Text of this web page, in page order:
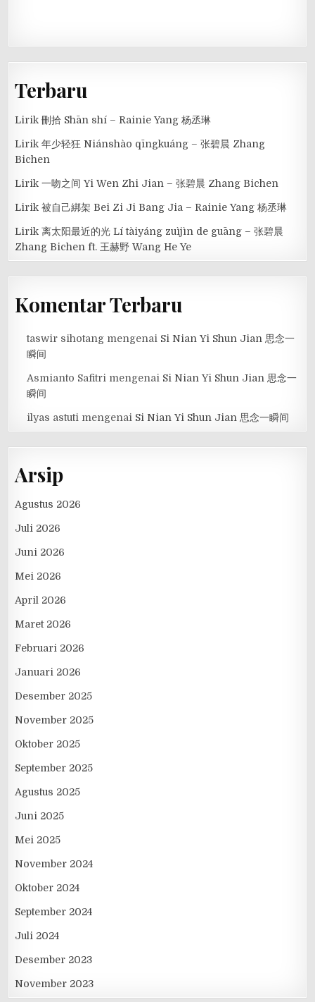
Terbaru
Lirik 刪拾 Shān shí – Rainie Yang 杨丞琳
Lirik 年少轻狂 Niánshào qīngkuáng – 张碧晨 Zhang
Bichen
Lirik 一吻之间 Yi Wen Zhi Jian – 张碧晨 Zhang Bichen
Lirik 被自己綁架 Bei Zi Ji Bang Jia – Rainie Yang 杨丞琳
Lirik 离太阳最近的光 Lí tàiyáng zuìjìn de guāng – 张碧晨
Zhang Bichen ft. 王赫野 Wang He Ye
Komentar Terbaru
taswir sihotang mengenai Si Nian Yi Shun Jian 思念一
瞬间
Asmianto Safitri mengenai Si Nian Yi Shun Jian 思念一
瞬间
ilyas astuti mengenai Si Nian Yi Shun Jian 思念一瞬间
Arsip
Agustus 2026
Juli 2026
Juni 2026
Mei 2026
April 2026
Maret 2026
Februari 2026
Januari 2026
Desember 2025
November 2025
Oktober 2025
September 2025
Agustus 2025
Juni 2025
Mei 2025
November 2024
Oktober 2024
September 2024
Juli 2024
Desember 2023
November 2023